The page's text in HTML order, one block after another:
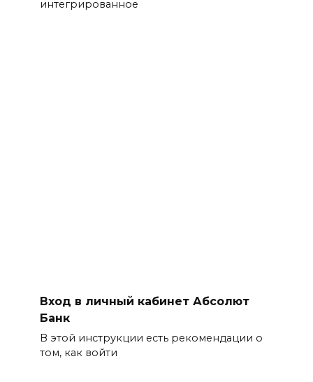
интегрированное
Вход в личный кабинет Абсолют
Банк
В этой инструкции есть рекомендации о
том, как войти